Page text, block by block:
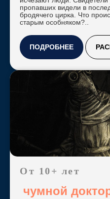
пропавших видели в
бродячего цирка. Что
старым особняком?..
ПОДРОБНЕЕ
От 10+ лет
чумной